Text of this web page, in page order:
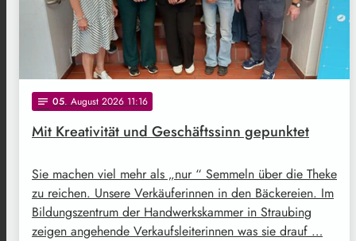
notes 05. August 2026 11:16
Mit Kreativität und Geschäftssinn gepunktet
Sie machen viel mehr als „nur “ Semmeln über die Theke
zu reichen. Unsere Verkäuferinnen in den Bäckereien. Im
Bildungszentrum der Handwerkskammer in Straubing
zeigen angehende Verkaufsleiterinnen was sie drauf …